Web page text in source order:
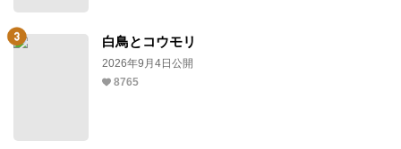
白鳥とコウモリ
2026年9月4日公開
8765